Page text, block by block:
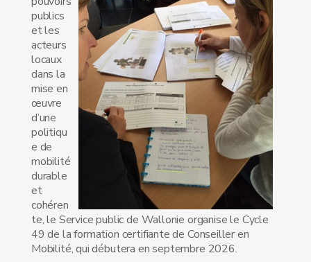
publics
et les
acteurs
locaux
dans la
mise en
œuvre
d’une
politiqu
e de
mobilité
durable
et
cohéren
te, le Service public de Wallonie organise le Cycle
49 de la formation certifiante de Conseiller en
Mobilité, qui débutera en septembre 2026.